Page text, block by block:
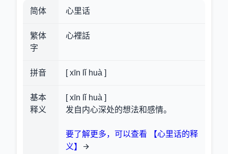
简体 心里话
繁体
字
心裡話
拼音 [ xīn lǐ huà ]
基本
释义
[ xīn lǐ huà ]
发自内心深处的想法和感情。
要了解更多，可以查看 【心里话的释
义】